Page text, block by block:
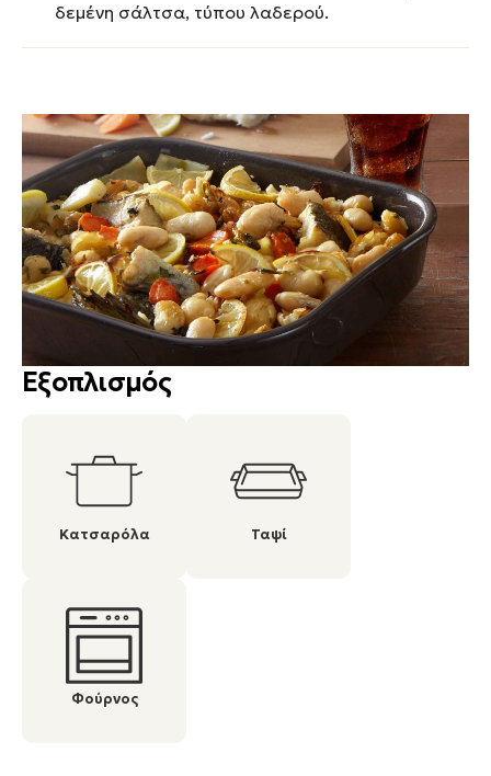
Εξοπλισμός
Κατσαρόλα Ταψί
Φούρνος
δεμένη σάλτσα, τύπου λαδερού.